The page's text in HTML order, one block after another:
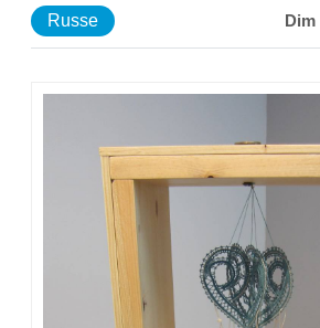
Russe Dim